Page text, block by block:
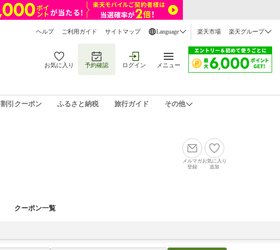
ヘルプ ご利用ガイド サイトマップ Language 楽天市場 楽天グループ
お気に入り 予約確認 ログイン メニュー
割引クーポン ふるさと納税 旅行ガイド その他
メルマガ
登録
お気に入り
追加
クーポン一覧